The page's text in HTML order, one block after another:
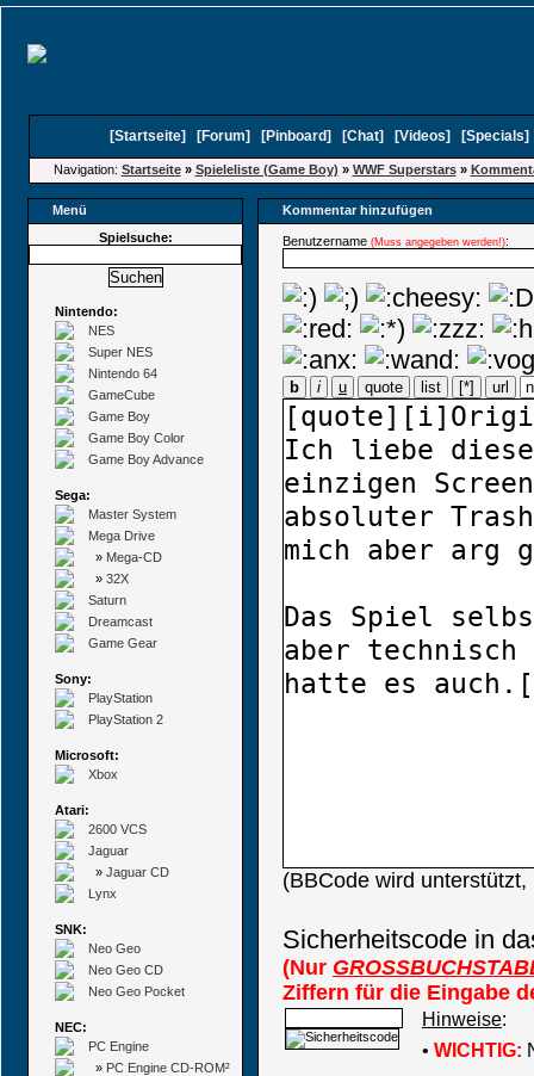
[Startseite] [Forum] [Pinboard] [Chat] [Videos] [Specials
Navigation: Startseite» Spieleliste (Game Boy) » WWF Superstars»
Menü
Kommentar hinzufügen
Spielsuche:
Nintendo:
NES
Super NES
Nintendo 64
GameCube
Game Boy
Game Boy Color
Game Boy Advance
Sega:
Master System
Mega Drive
» Mega-CD
» 32X
Saturn
Dreamcast
Game Gear
Sony:
PlayStation
PlayStation 2
Microsoft:
Xbox
Atari:
2600 VCS
Jaguar
» Jaguar CD
Lynx
SNK:
Neo Geo
Neo Geo CD
Neo Geo Pocket
NEC:
PC Engine
» PC Engine CD-ROM²
Benutzername (Muss angegeben werden!):
b i u quote list [*] url
(BBCode wird
Sicherheitscode in
(Nur
Ziffern für die Eingabe
Hinweise:
• WICHTIG: